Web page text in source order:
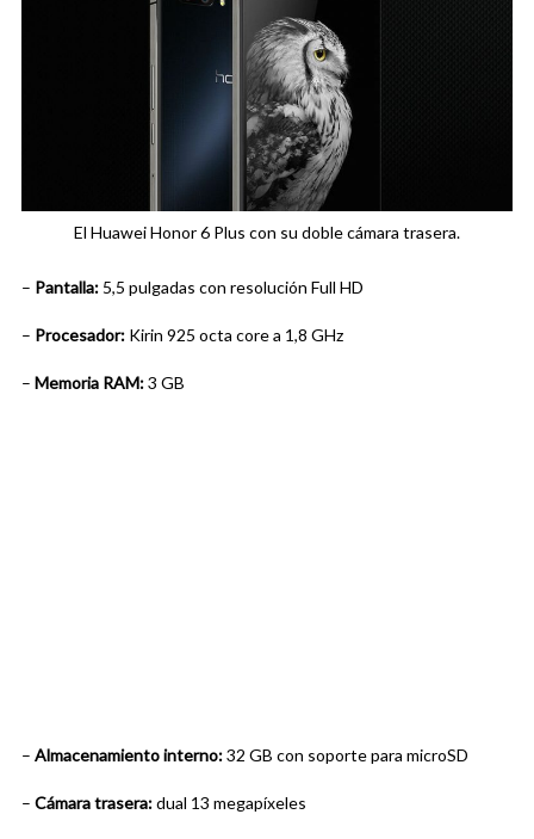
El Huawei Honor 6 Plus con su doble cámara trasera.
– Pantalla: 5,5 pulgadas con resolución Full HD
– Procesador: Kirin 925 octa core a 1,8 GHz
– Memoria RAM:3 GB
– Almacenamiento interno:32 GB con soporte para microSD
– Cámara trasera:dual 13 megapíxeles